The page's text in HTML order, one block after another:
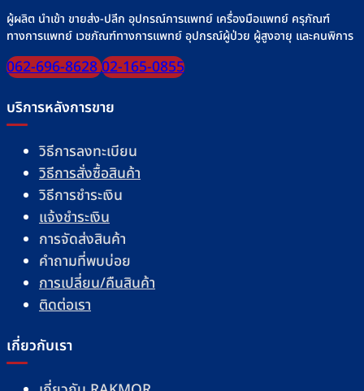
ผู้ผลิต นำเข้า ขายส่ง-ปลีก อุปกรณ์การแพทย์ เครื่องมือแพทย์ ครุภัณฑ์
ทางการแพทย์ เวชภัณฑ์ทางการแพทย์ อุปกรณ์ผู้ป่วย ผู้สูงอายุ และคนพิการ
062-696-862802-165-0855
บริการหลังการขาย
วิธีการลงทะเบียน
วิธีการสั่งซื้อสินค้า
วิธีการชำระเงิน
แจ้งชำระเงิน
การจัดส่งสินค้า
คำถามที่พบบ่อย
การเปลี่ยน/คืนสินค้า
ติดต่อเรา
เกี่ยวกับเรา